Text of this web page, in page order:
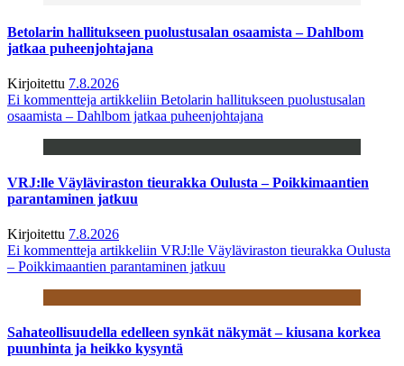
Betolarin hallitukseen puolustusalan osaamista – Dahlbom
jatkaa puheenjohtajana
Kirjoitettu 7.8.2026
Ei kommentteja artikkeliin Betolarin hallitukseen puolustusalan
osaamista – Dahlbom jatkaa puheenjohtajana
VRJ:lle Väyläviraston tieurakka Oulusta – Poikkimaantien
parantaminen jatkuu
Kirjoitettu 7.8.2026
Ei kommentteja artikkeliin VRJ:lle Väyläviraston tieurakka Oulusta
– Poikkimaantien parantaminen jatkuu
Sahateollisuudella edelleen synkät näkymät – kiusana korkea
puunhinta ja heikko kysyntä